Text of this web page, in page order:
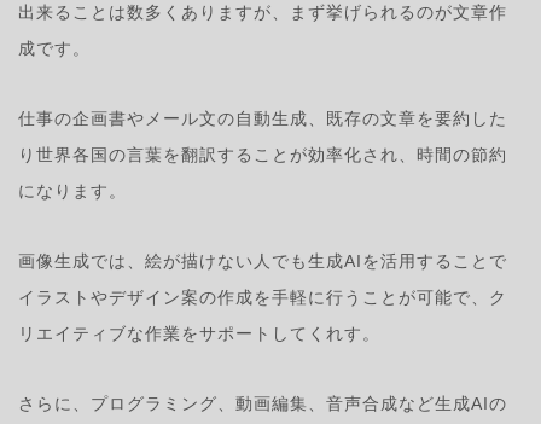
出来ることは数多くありますが、まず挙げられるのが文章作
成です。
仕事の企画書やメール文の自動生成、既存の文章を要約した
り世界各国の言葉を翻訳することが効率化され、時間の節約
になります。
画像生成では、絵が描けない人でも生成AIを活用することで
イラストやデザイン案の作成を手軽に行うことが可能で、ク
リエイティブな作業をサポートしてくれす。
さらに、プログラミング、動画編集、音声合成など生成AIの